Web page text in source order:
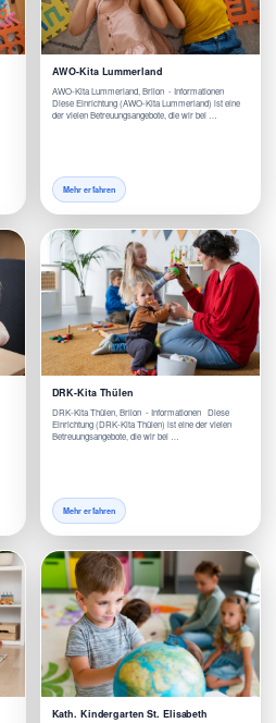
AWO-Kita Lummerland
AWO-Kita Lummerland, Brilon - Informationen
Diese Einrichtung (AWO-Kita Lummerland) ist eine
der vielen Betreuungsangebote, die wir bei …
Mehr erfahren
DRK-Kita Thülen
DRK-Kita Thülen, Brilon - Informationen Diese
Einrichtung (DRK-Kita Thülen) ist eine der vielen
Betreuungsangebote, die wir bei …
Mehr erfahren
Kath. Kindergarten St. Elisabeth